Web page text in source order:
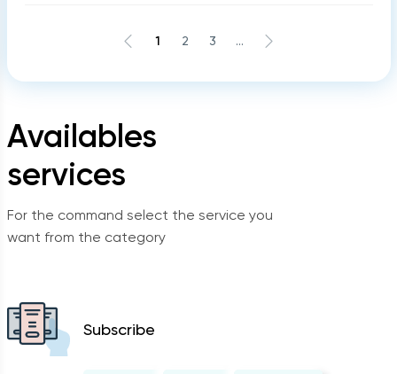
Availables
services
For the command select the service you
want from the category
Subscribe
1 2 3 ...